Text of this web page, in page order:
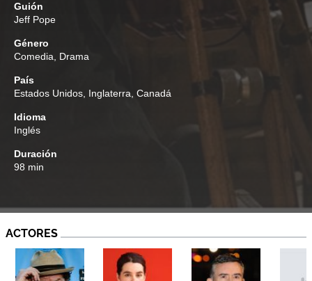
Guión
Jeff Pope
Género
Comedia
Drama
País
Estados Unidos, Inglaterra, Canadá
Idioma
Inglés
Duración
98 min
ACTORES